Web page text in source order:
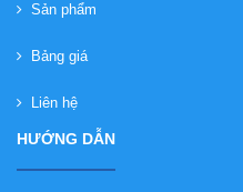
Sản phẩm
Bảng giá
Liên hệ
HƯỚNG DẪN